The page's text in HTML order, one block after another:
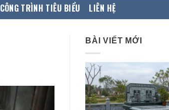
CÔNG TRÌNH TIÊU BIỂU LIÊN HỆ
BÀI VIẾT MỚI